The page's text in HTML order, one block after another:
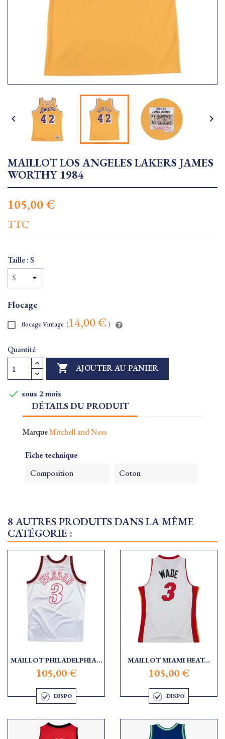
 
MAILLOT LOS ANGELES LAKERS JAMES
WORTHY 1984
105,00 €
TTC
Taille : S
Flocage
flocage Vintage (14,00 € )
Quantité
 AJOUTER AU PANIER
 sous 2 mois
DÉTAILS DU PRODUIT
MarqueMitchell and Ness
Fiche technique
Composition Coton
8 AUTRES PRODUITS DANS LA MÊME
CATÉGORIE :
MAILLOT PHILADELPHIA...
105,00 €
DISPO
MAILLOT MIAMI HEAT...
105,00 €
DISPO